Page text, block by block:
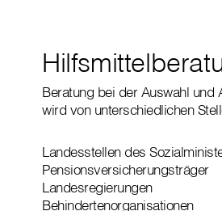
Beratung bei der Auswahl und
wird von unterschiedlichen
Landesstellen des
Pensionsversicherungsträger
Landesregierungen
Behindertenorganisationen